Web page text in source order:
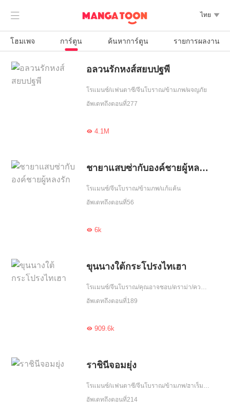
 ไทย 
โฮมเพจ การ์ตูน ค้นหาการ์ตูน รายการผลงาน
อลวนรักหงส์สยบปฐพี
โรแมนซ์/แฟนตาซี/จีนโบราณ/ข้ามภพ/ผจญภัย
อัพเดทถึงตอนที่277
4.1M
ชายาแสบซ่ากับองค์ชายผู้หลงรัก
โรแมนซ์/จีนโบราณ/ข้ามภพ/แก้แค้น
อัพเดทถึงตอนที่56
6k
ขุนนางใต้กระโปรงไทเฮา
โรแมนซ์/จีนโบราณ/คุณอาจชอบ/ดราม่า/ความรัก/เอาแต่ใจ/เกิดใหม่
อัพเดทถึงตอนที่189
909.6k
ราชินีจอมยุ่ง
โรแมนซ์/แฟนตาซี/จีนโบราณ/ข้ามภพ/ฮาเร็ม/ชีวิตคู่/ดราม่า/แก้แค้น/รักเศร้า
อัพเดทถึงตอนที่214